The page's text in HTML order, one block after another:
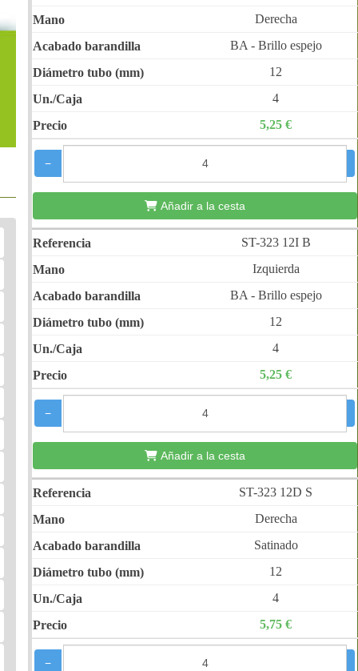
Derecha
BA - Brillo espejo
12
4
5,25 €
−
Añadir a la cesta
ST-323 12I B
Izquierda
BA - Brillo espejo
12
4
5,25 €
−
Añadir a la cesta
ST-323 12D S
Derecha
Satinado
12
4
5,75 €
−